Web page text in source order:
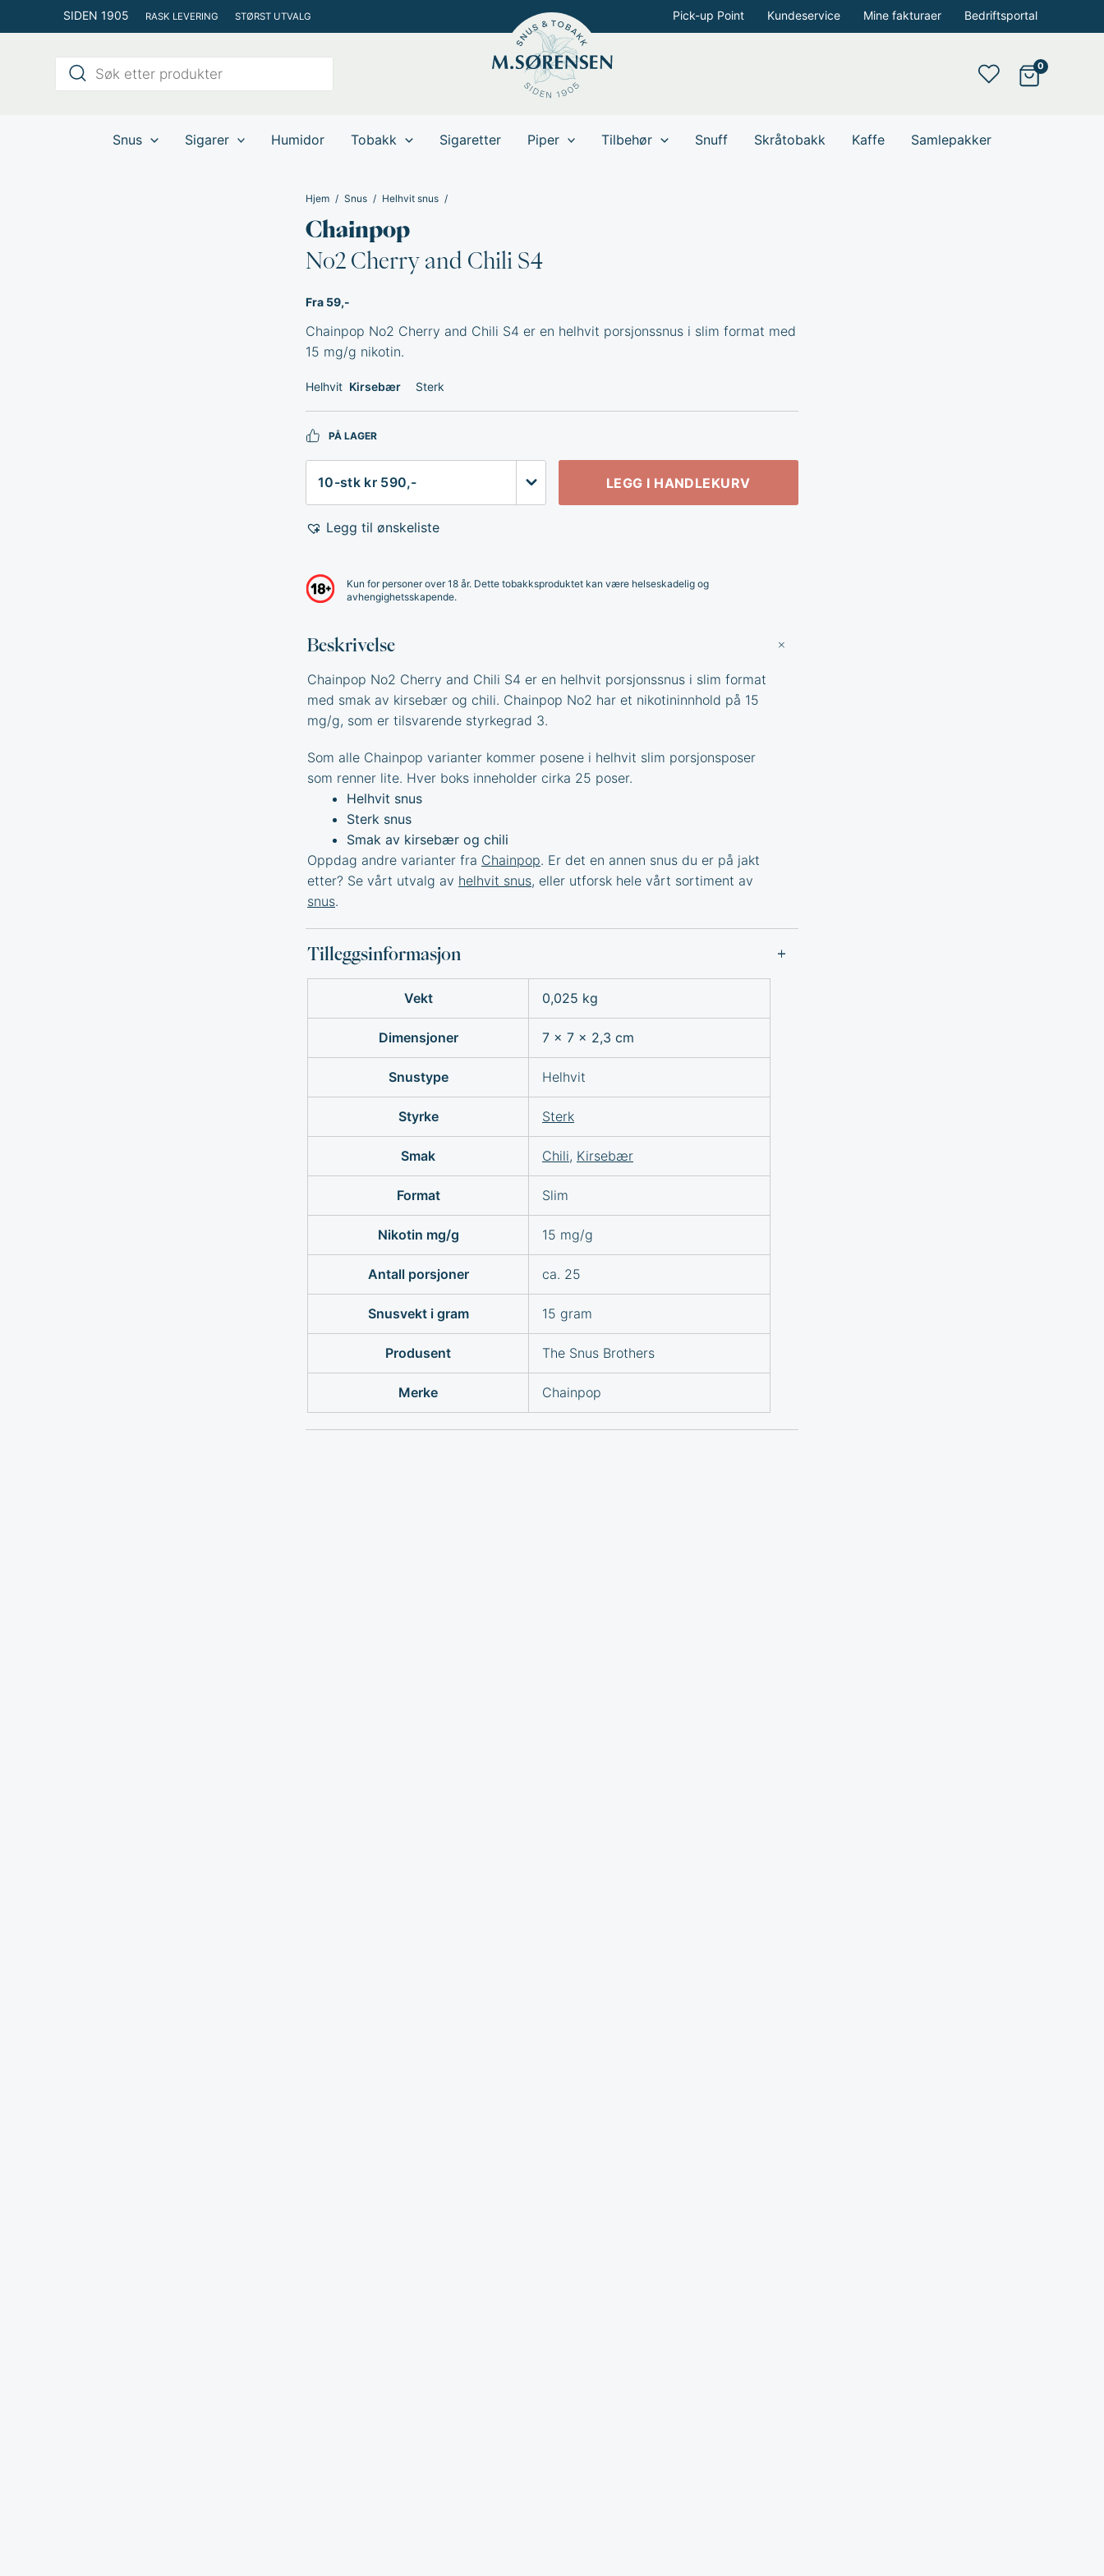
rett
SIDEN 1905 RASK LEVERING STØRST UTVALG Pick-up Point Kundeservice Mine fakturaer Bedriftsportal
Products
search
Snus Sigarer Humidor Tobakk Sigaretter Piper Tilbehør Snuff Skråtobakk Kaffe Samlepakker
Hjem Snus Helhvit snus
Chainpop
No2 Cherry and Chili S4
Fra 59,-
Chainpop No2 Cherry and Chili S4 er en helhvit porsjonssnus i slim format med
15 mg/g nikotin.
Helhvit Kirsebær Sterk
PÅ LAGER
LEGG I HANDLEKURV
Legg til ønskeliste
Kun for personer over 18 år. Dette tobakksproduktet kan være helseskadelig og
avhengighetsskapende.
Beskrivelse
Chainpop No2 Cherry and Chili S4 er en helhvit porsjonssnus i slim format
med smak av kirsebær og chili. Chainpop No2 har et nikotininnhold på 15
mg/g, som er tilsvarende styrkegrad 3.
Som alle Chainpop varianter kommer posene i helhvit slim porsjonsposer
som renner lite. Hver boks inneholder cirka 25 poser.
Helhvit snus
Sterk snus
Smak av kirsebær og chili
Oppdag andre varianter fra Chainpop. Er det en annen snus du er på jakt
etter? Se vårt utvalg av helhvit snus, eller utforsk hele vårt sortiment av
snus.
Tilleggsinformasjon
Vekt 0,025 kg
Dimensjoner 7 × 7 × 2,3 cm
Snustype Helhvit
Styrke Sterk
Smak Chili, Kirsebær
Format Slim
Nikotin mg/g 15 mg/g
Antall porsjoner ca. 25
Snusvekt i gram 15 gram
Produsent The Snus Brothers
Merke Chainpop